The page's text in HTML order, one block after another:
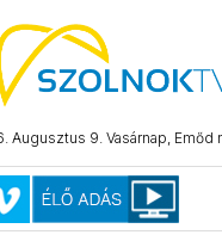
Augusztus 9. Vasárnap, Emőd